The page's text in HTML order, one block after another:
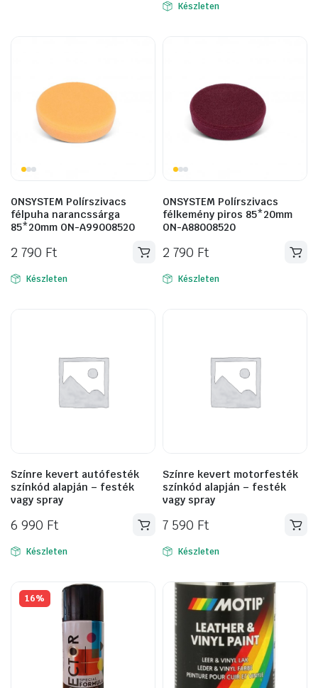
Készleten
ONSYSTEM Polírszivacs
félpuha narancssárga
85*20mm ON-A99008520
2 790 Ft
Készleten
ONSYSTEM Polírszivacs
félkemény piros 85*20mm
ON-A88008520
2 790 Ft
Készleten
Színre kevert autófesték
színkód alapján – festék
vagy spray
6 990 Ft
Készleten
Színre kevert motorfesték
színkód alapján – festék
vagy spray
7 590 Ft
Készleten
16%